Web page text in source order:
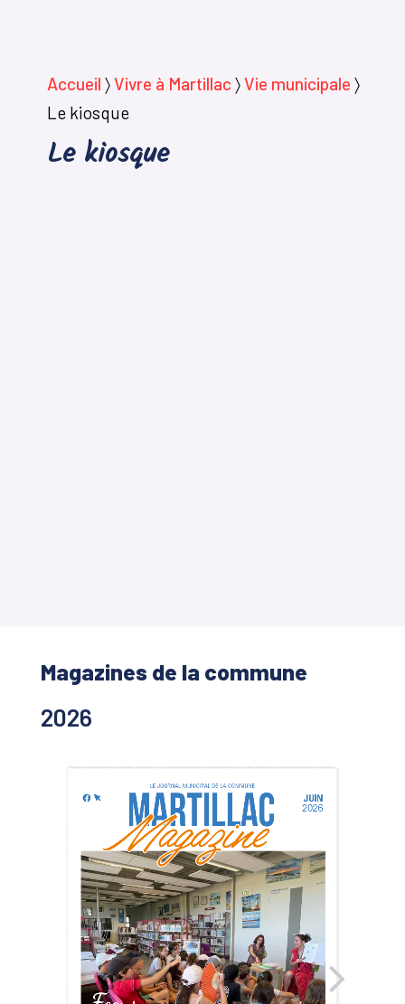
Accueil 〉Vivre à Martillac 〉Vie municipale 〉
Le kiosque
Le kiosque
Magazines de la commune
2026